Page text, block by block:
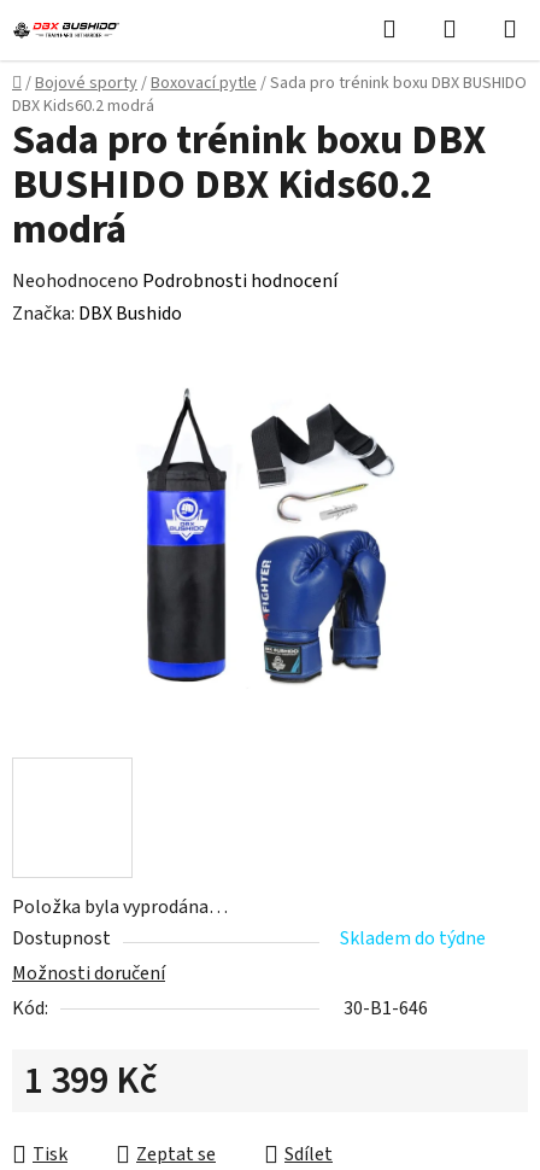
na
obsah
Hledat
KOŠÍK
Domů
/Bojové sporty/Boxovací pytle/Sada pro trénink boxu DBX BUSHIDO
DBX Kids60.2 modrá
Položka byla vyprodána…
Dostupnost
Skladem do týdne
Možnosti doručení
Kód:
30-B1-646
1 399 Kč
Tisk
Zeptat se Sdílet
Sada pro trénink boxu DBX
BUSHIDO DBX Kids60.2
modrá
Průměrné
hodnocení
Neohodnoceno Podrobnosti hodnocení
Značka: DBX Bushido